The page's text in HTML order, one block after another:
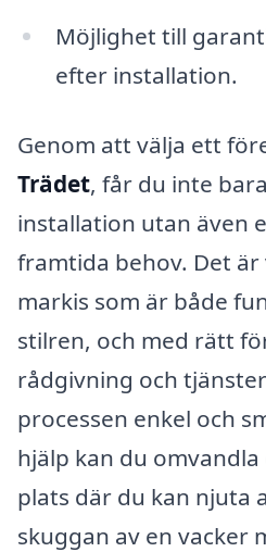
Möjlighet till
efter installation.
Genom att välja ett
Trädet, får du inte
installation utan även
framtida behov. Det
markis som är både
stilren, och med rätt
rådgivning och
processen enkel och
hjälp kan du
plats där du kan njuta
skuggan av en vacker